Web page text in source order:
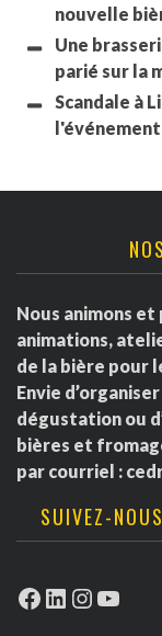
nouvelle
Une
parié sur la
Scandale à
Nous animons
animations,
de la bière pour
Envie
dégustation ou
bières et
par courriel :
SUIVEZ-
Facebook
LinkedIn